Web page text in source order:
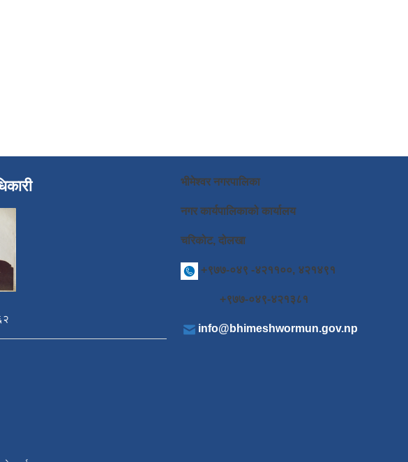
भीमेश्वर नगरपालिका
नगर कार्यपालिकाको कार्यालय
चरिकोट, दोलखा
+९७७-०४९ -४२११००, ४२१४९१
+९७७-०४९-४२१३८१
info@bhimeshwormun.gov.np